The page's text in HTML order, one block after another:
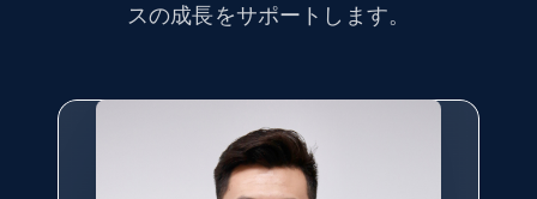
ID, User posted, Name, Description, Date
スの成長をサポートします。